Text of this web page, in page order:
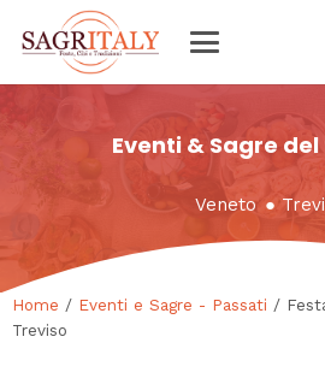
Eventi & Sagre
Veneto ●
Home / Eventi e Sagre - Passati /
Treviso